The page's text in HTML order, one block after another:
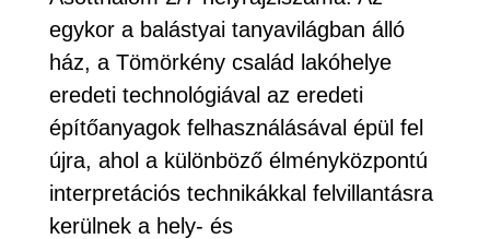
egykor a balástyai tanyavilágban álló
ház, a Tömörkény család lakóhelye
eredeti technológiával az eredeti
építőanyagok felhasználásával épül fel
újra, ahol a különböző élményközpontú
interpretációs technikákkal felvillantásra
kerülnek a hely- és